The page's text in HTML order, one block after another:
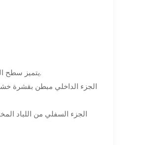
- يتميز سطح المرطب بملمس أنيق من ألياف الكربون، مما يضيف لمسة من الرقي إلى مجموعة السيجار الخاصة بك.